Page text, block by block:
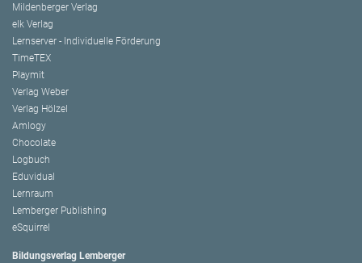
Mildenberger Verlag
elk Verlag
Lernserver - Individuelle Förderung
TimeTEX
Playmit
Verlag Weber
Verlag Hölzel
Amlogy
Chocolate
Logbuch
Eduvidual
Lernraum
Lemberger Publishing
eSquirrel
Bildungsverlag Lemberger